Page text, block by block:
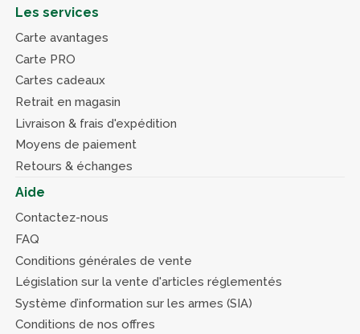
Les services
Carte avantages
Carte PRO
Cartes cadeaux
Retrait en magasin
Livraison & frais d'expédition
Moyens de paiement
Retours & échanges
Aide
Contactez-nous
FAQ
Conditions générales de vente
Législation sur la vente d'articles réglementés
Système d’information sur les armes (SIA)
Conditions de nos offres